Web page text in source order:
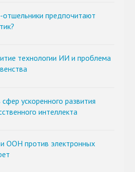
отшельники предпочитают
технологии ИИ и проблема
сфер ускоренного развития
интеллекта
ООН против электронных